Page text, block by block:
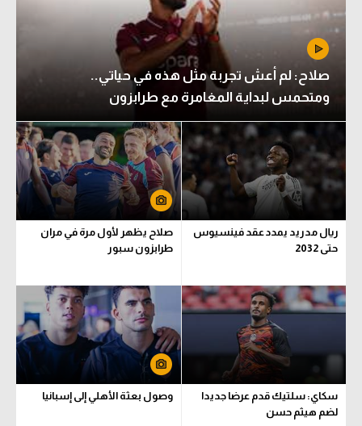
كرة السلة الأمريكية
كرة سلة
كرة يد
كرة طائرة
الوطن العربي
في المونديال
رياضة نسائية
آسيا
ركن الألعاب
أقسام خاصة
ميركاتو
صلاح: لم أعش تجربة مثل هذه في حياتي..
ومتحمس لبداية المغامرة مع طرابزون
ريال مدريد يمدد عقد فينسيوس
حتى 2032
صلاح يظهر لأول مرة في مران
طرابزون سبور
سكاي: سلتيك قدم عرضا جديدا
لضم هيثم حسن
وصول بعثة الأهلي إلى إسبانيا